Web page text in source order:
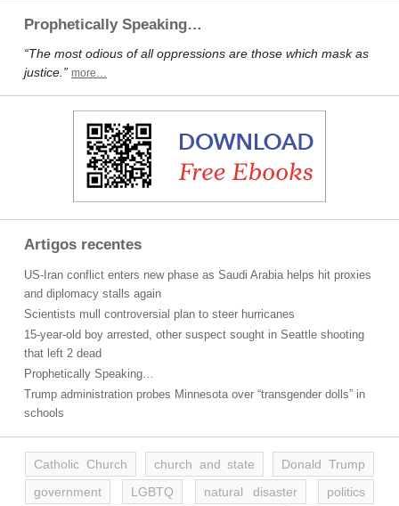
Prophetically Speaking…
“The most odious of all oppressions are those which mask as
justice.” more…
Artigos recentes
US-Iran conflict enters new phase as Saudi Arabia helps hit proxies
and diplomacy stalls again
Scientists mull controversial plan to steer hurricanes
15-year-old boy arrested, other suspect sought in Seattle shooting
that left 2 dead
Prophetically Speaking…
Trump administration probes Minnesota over “transgender dolls” in
schools
Catholic Church church and state
Donald Trump
government
LGBTQ natural disaster
politics